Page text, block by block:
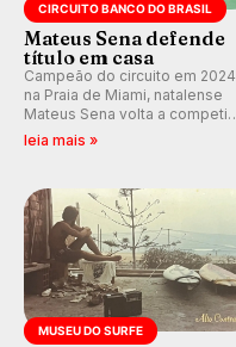
CIRCUITO BANCO DO BRASIL
Mateus Sena defende
título em casa
Campeão do circuito em 2024
na Praia de Miami, natalense
Mateus Sena volta a competir
em casa em busca de manter a
leia mais »
MUSEU DO SURFE